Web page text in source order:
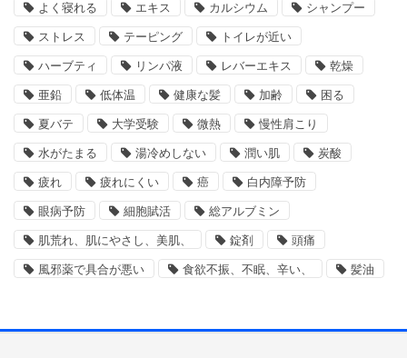
よく寝れる エキス カルシウム シャンプー
ストレス テーピング トイレが近い
ハーブティ リンパ液 レバーエキス 乾燥
亜鉛 低体温 健康な髪 加齢 困る
夏バテ 大学受験 微熱 慢性肩こり
水がたまる 湯冷めしない 潤い肌 炭酸
疲れ 疲れにくい 癌 白内障予防
眼病予防 細胞賦活 総アルブミン
肌荒れ、肌にやさし、美肌、 錠剤 頭痛
風邪薬で具合が悪い 食欲不振、不眠、辛い、 髪油